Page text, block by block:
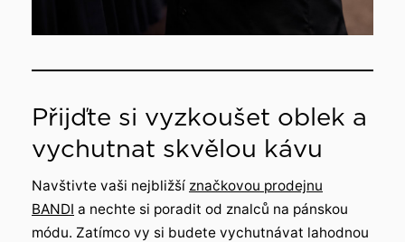
Přijďte si vyzkoušet oblek a
vychutnat skvělou kávu
Navštivte vaši nejbližší značkovou prodejnu
BANDI a nechte si poradit od znalců na pánskou
módu. Zatímco vy si budete vychutnávat lahodnou